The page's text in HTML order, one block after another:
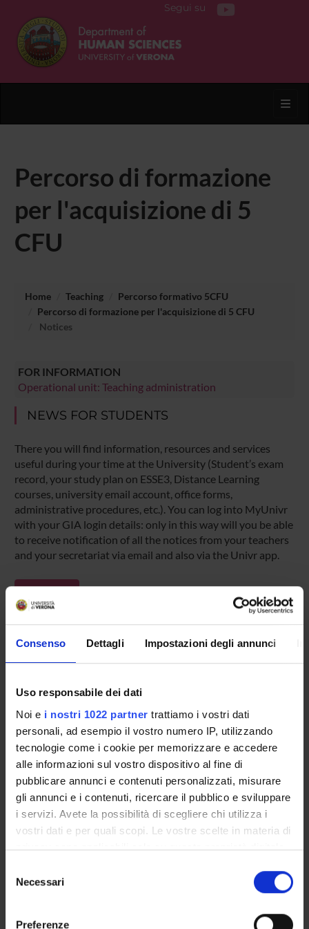
Consenso Dettagli Impostazioni degli annunci
Uso responsabile dei dati
Noi e i nostri 1022 partner trattiamo i vostri dati
personali, ad esempio il vostro numero IP, utilizzando
tecnologie come i cookie per memorizzare e accedere
alle informazioni sul vostro dispositivo al fine di
pubblicare annunci e contenuti personalizzati, misurare
gli annunci e i contenuti, ricercare il pubblico e sviluppare
i servizi. Avete la possibilità di scegliere chi utilizza i
vostri dati e per quali scopi. Le vostre scelte in materia di
privacy sono applicabili solo su questa proprietà digitale
modificare o revocare il proprio consenso in qualsiasi
momento dalla Dichiarazione sui cookie o facendo clic
delNecessari
Preferenze
Segui su
Percorso di formazione
per l'acquisizione di 5
CFU
Home Teaching
Percorso formativo 5CFU
Percorso di formazione per l'acquisizione di 5 CFU
Notices
FOR INFORMATION
Operational unit: Teaching administration
NEWS FOR STUDENTS
There you will find information, resources and services
useful during your time at the University (Student’s exam
record, your study plan on ESSE3, Distance Learning
courses, university email account, office forms,
administrative procedures, etc.). You can log into MyUnivr
with your GIA login details: only in this way will you be able
to receive notification of all the notices from your teachers
and your secretariat via email and also via the Univr app.
MYUNIVR
Courses
Academic Calendar
Lesson timetable
Degree Programme
Exam calendar
Notices
Thesis and internship proposals
Governing bodies
Faculty staff
STUDYING